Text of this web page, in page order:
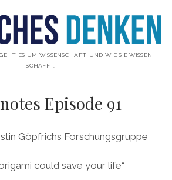
UNTERSTÜTZUNG
KONTAKT
ES UM WISSENSCHAFT, UND WIE SIE WISSEN
SCHAFFT.
Episode 91
Göpfrichs Forschungsgruppe
could save your life“